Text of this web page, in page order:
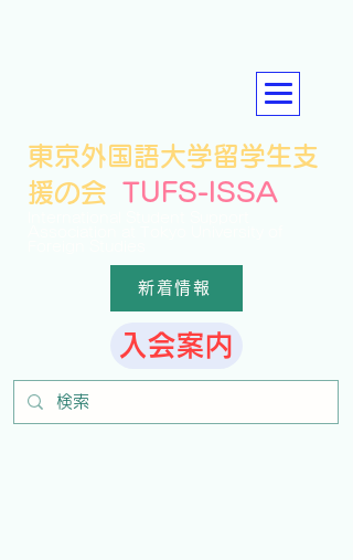
東京外国語大学留学生支
援の会
TUFS- ISSA
新着情報
入会案内